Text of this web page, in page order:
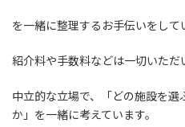
を一緒に整理するお手伝いをして
紹介料や手数料などは一切いただ
中立的な立場で、「どの施設を
か」を一緒に考えています。